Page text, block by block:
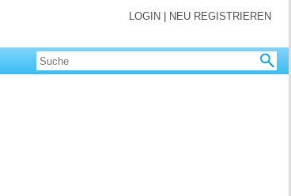
LOGIN NEU REGISTRIEREN